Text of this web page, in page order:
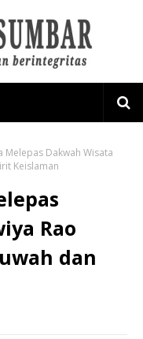
Melepas Dakwah Wisata
Keislaman
Rao
dan